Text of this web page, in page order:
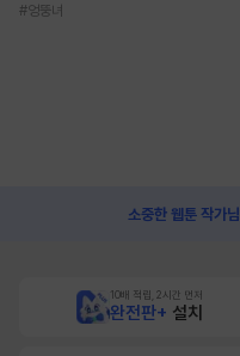
#엉뚱녀
소중한 웹툰 작가님
10배 적립, 2시간 먼저
완전판+ 설치